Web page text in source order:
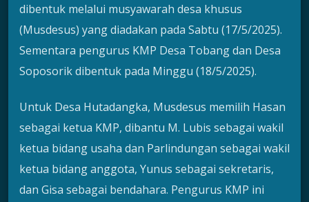
dibentuk melalui musyawarah desa khusus
(Musdesus) yang diadakan pada Sabtu (17/5/2025).
Sementara pengurus KMP Desa Tobang dan Desa
Soposorik dibentuk pada Minggu (18/5/2025).
Untuk Desa Hutadangka, Musdesus memilih Hasan
sebagai ketua KMP, dibantu M. Lubis sebagai wakil
ketua bidang usaha dan Parlindungan sebagai wakil
ketua bidang anggota, Yunus sebagai sekretaris,
dan Gisa sebagai bendahara. Pengurus KMP ini